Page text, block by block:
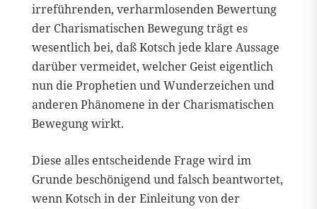
irreführenden, verharmlosenden Bewertung
der Charismatischen Bewegung trägt es
wesentlich bei, daß Kotsch jede klare Aussage
darüber vermeidet, welcher Geist eigentlich
nun die Prophetien und Wunderzeichen und
anderen Phänomene in der Charismatischen
Bewegung wirkt.
Diese alles entscheidende Frage wird im
Grunde beschönigend und falsch beantwortet,
wenn Kotsch in der Einleitung von der